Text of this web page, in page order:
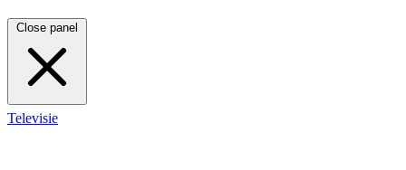
Close panel
Televisie